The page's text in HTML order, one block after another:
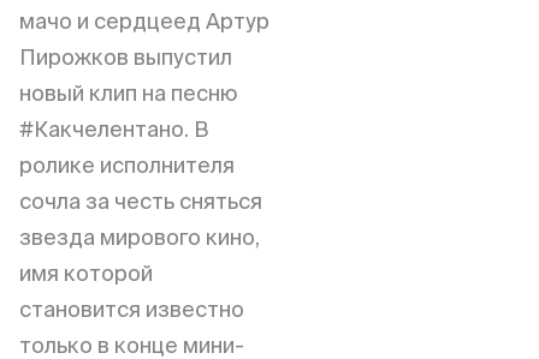
мачо и сердцеед Артур
Пирожков выпустил
новый клип на песню
#Какчелентано. В
ролике исполнителя
сочла за честь сняться
звезда мирового кино,
имя которой
становится известно
только в конце мини-